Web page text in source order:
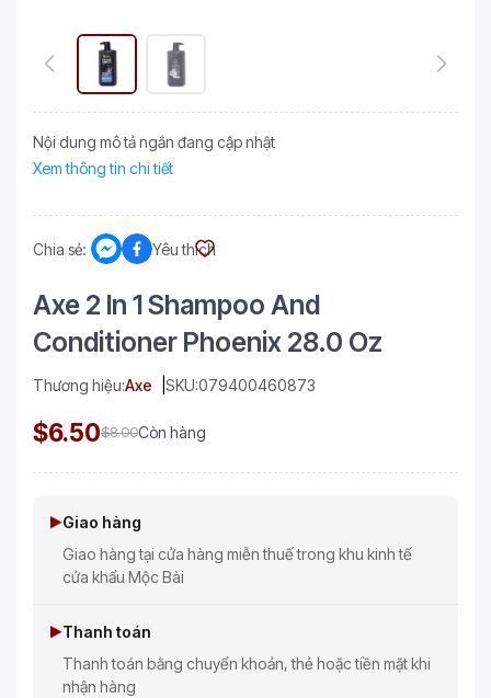
Nội dung mô tả ngắn đang cập nhật
Xem thông tin chi tiết
Chia sẻ: Yêu thích
Axe 2 In 1 Shampoo And
Conditioner Phoenix 28.0 Oz
Thương hiệu:Axe SKU:079400460873
$6.50$8.00Còn hàng
Giao hàng
Giao hàng tại cửa hàng miễn thuế trong khu kinh tế
cửa khẩu Mộc Bài
Thanh toán
Thanh toán bằng chuyển khoản, thẻ hoặc tiền mặt khi
nhận hàng